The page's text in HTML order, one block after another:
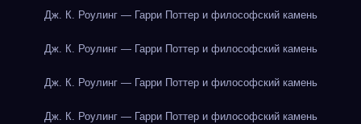
Дж. К. Роулинг — Гарри Поттер и философский камень
Дж. К. Роулинг — Гарри Поттер и философский камень
Дж. К. Роулинг — Гарри Поттер и философский камень
Дж. К. Роулинг — Гарри Поттер и философский камень